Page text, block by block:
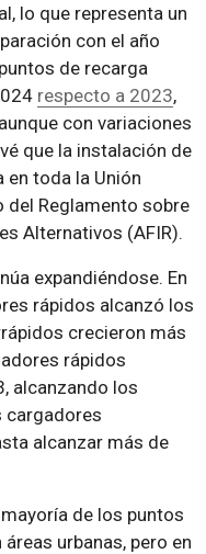
lo que representa un
con el año
de recarga
respecto a 2023,
con variaciones
que la instalación de
toda la Unión
del Reglamento sobre
Alternativos (AFIR).
expandiéndose. En
rápidos alcanzó los
crecieron más
rápidos
alcanzando los
cargadores
alcanzar más de
de los puntos
urbanas, pero en